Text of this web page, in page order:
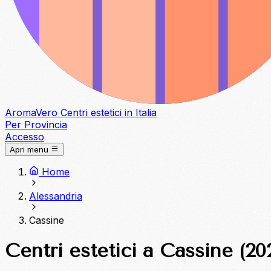
AromaVero Centri estetici in Italia
Per Provincia
Accesso
Apri menu
Home
Alessandria
Cassine
Centri estetici a Cassine